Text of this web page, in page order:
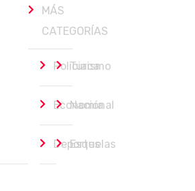
MÁS
CATEGORÍAS
Policiaca
Turismo
Economía
Nacional
Deportes
Esquelas